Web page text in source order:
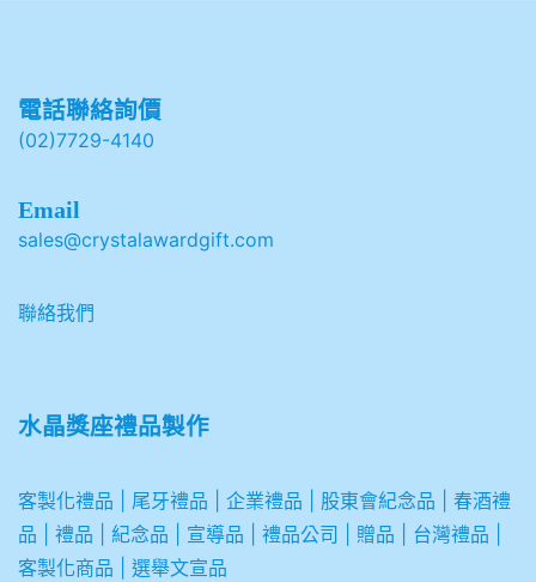
電話聯絡詢價
(02)7729-4140
Email
sales@crystalawardgift.com
聯絡我們
水晶獎座禮品製作
客製化禮品 尾牙禮品 企業禮品 股東會紀念品
春酒禮
品
禮品 紀念品 宣導品 禮品公司 贈品 台灣禮品
客製化商品
選舉文宣品